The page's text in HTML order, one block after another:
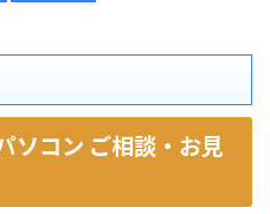
ソコン ご相談・お見